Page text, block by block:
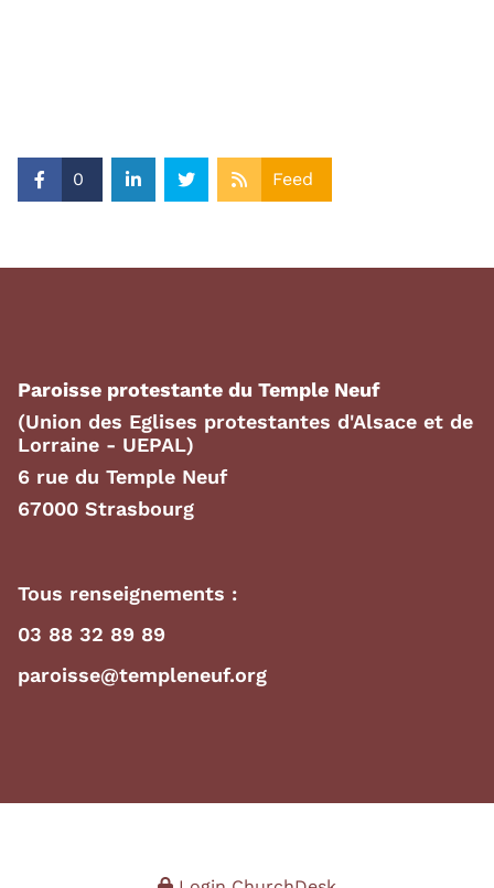
0 Feed
Paroisse protestante du Temple Neuf
(Union des Eglises protestantes d'Alsace et de
Lorraine - UEPAL)
6 rue du Temple Neuf
67000 Strasbourg
Tous renseignements :
03 88 32 89 89
paroisse@templeneuf.org